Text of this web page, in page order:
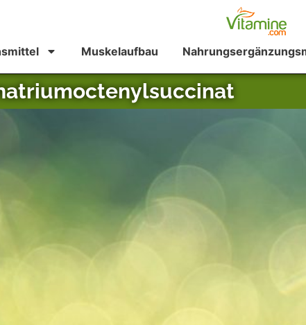
Muskelaufbau